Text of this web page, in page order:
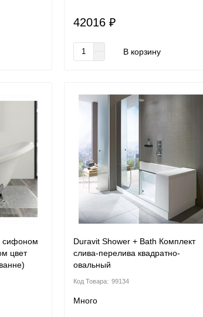
42016 ₽
В корзину
сифоном
цвет
Duravit Shower + Bath Комплект
слива-перелива квадратно-
овальный
99134
Много